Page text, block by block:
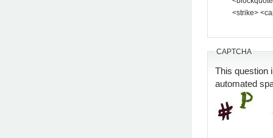
<strike>
CAPTCHA
This question
automated